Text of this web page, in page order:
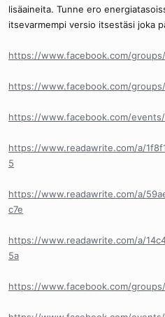
lisäaineita. Tunne ero
itsevarmempi versio itsestäsi joka
https://www.facebook.com/
https://www.facebook.com/
https://www.facebook.com/
https://www.readawrite.com/a/
5
https://www.readawrite.com/a/
c7e
https://www.readawrite.com/a/
5a
https://www.facebook.com/